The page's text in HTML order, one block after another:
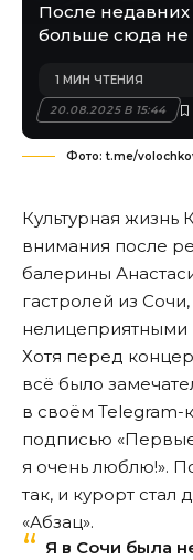
После
больше сюда не
20.08.2025 В 15:44
1 МИН ЧТЕНИЯ
Фото: t.me/
Культурная жизнь
внимания после
балерины
гастролей из
нелицеприятными
Хотя перед
всё было
в своём Telegram-
подписью
я очень люблю!».
так, и курорт стал
«Абзац».
Я в Сочи была